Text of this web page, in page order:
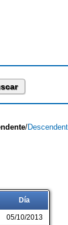
/
Día
05/10/2013